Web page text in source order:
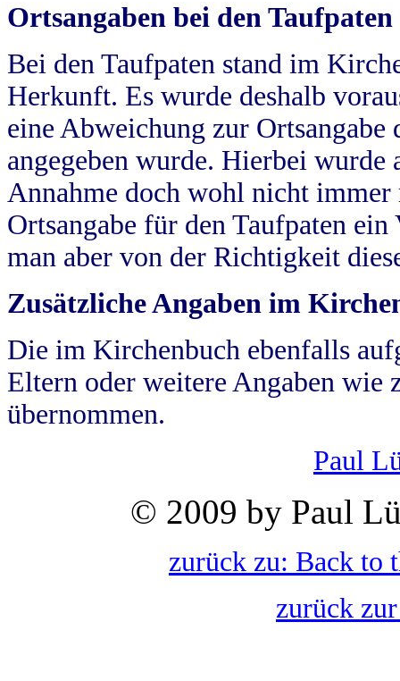
Ortsangaben bei den Taufpaten
Bei den Taufpaten stand im
Herkunft. Es wurde deshalb
eine Abweichung zur
angegeben wurde. Hierbei wurde
Annahme doch wohl nicht
Ortsangabe für den Taufpaten
man aber von der Richtigkeit
Zusätzliche Angaben im
Die im Kirchenbuch ebenfalls
Eltern oder weitere Angaben wie
übernommen.
Paul
© 2009 by Paul
zurück zu: Back to
zurück